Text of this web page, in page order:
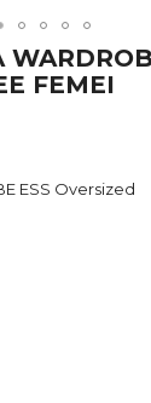
FEMEI
ESS Oversized